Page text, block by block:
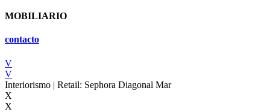
MOBILIARIO
contacto
V
V
Interiorismo | Retail: Sephora Diagonal Mar
X
X